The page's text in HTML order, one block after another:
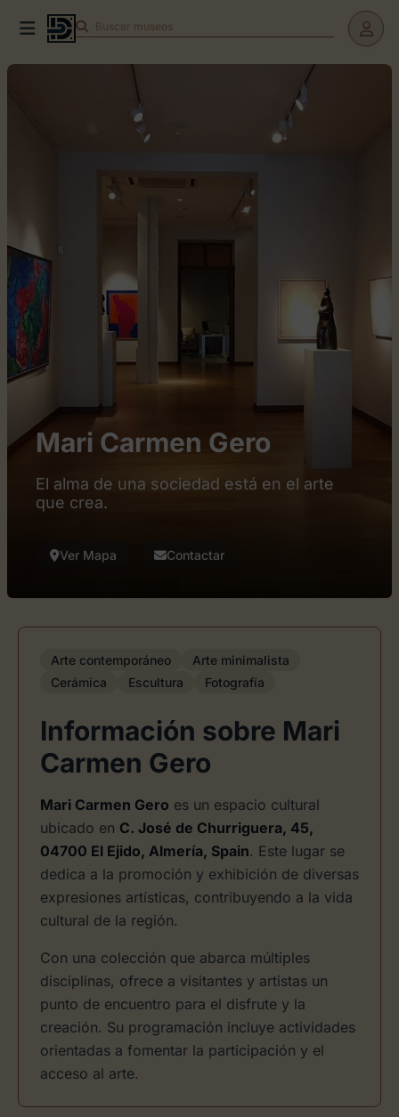
Buscar teatros
Mari Carmen Gero
El alma de una sociedad está en el arte
que crea.
Ver Mapa Contactar
Arte contemporáneo
Arte minimalista
Cerámica
Escultura Fotografía
Información sobre Mari
Carmen Gero
Mari Carmen Gero es un espacio cultural
ubicado en C. José de Churriguera, 45,
04700 El Ejido, Almería, Spain. Este lugar se
dedica a la promoción y exhibición de diversas
expresiones artísticas, contribuyendo a la vida
cultural de la región.
Con una colección que abarca múltiples
disciplinas, ofrece a visitantes y artistas un
punto de encuentro para el disfrute y la
creación. Su programación incluye actividades
orientadas a fomentar la participación y el
acceso al arte.